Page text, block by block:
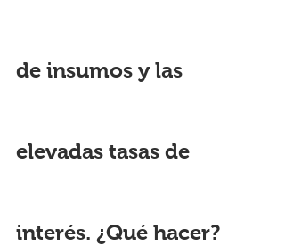
de insumos y las
elevadas tasas de
interés. ¿Qué hacer?